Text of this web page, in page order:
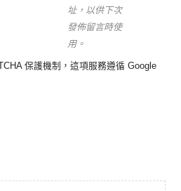
址，以供下次
發佈留言時使
用。
保護機制，這項服務遵循 Google